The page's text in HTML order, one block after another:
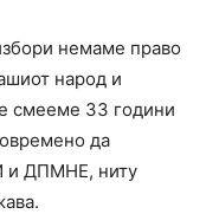
немаме право
народ и
смееме 33 години
да
и ДПМНЕ, ниту